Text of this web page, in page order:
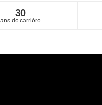
30
ans de carrière